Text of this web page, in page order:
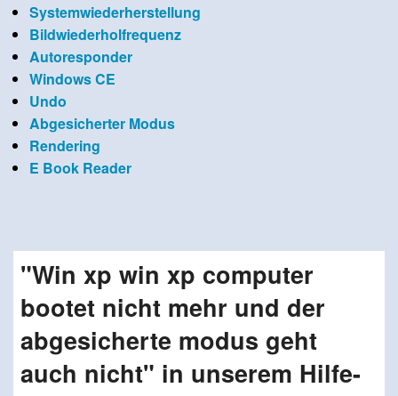
Systemwiederherstellung
Bildwiederholfrequenz
Autoresponder
Windows CE
Undo
Abgesicherter Modus
Rendering
E Book Reader
"Win xp win xp computer
bootet nicht mehr und der
abgesicherte modus geht
auch nicht" in unserem Hilfe-